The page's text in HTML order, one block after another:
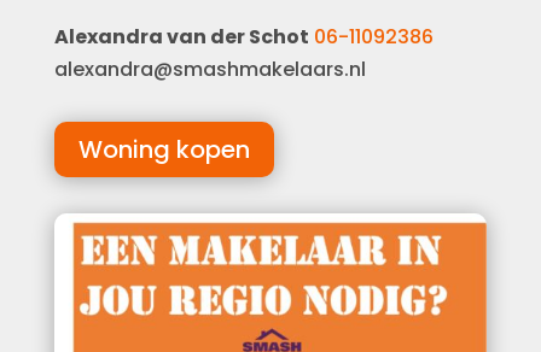
Alexandra van der Schot 06-11092386
alexandra@smashmakelaars.nl
Woning kopen